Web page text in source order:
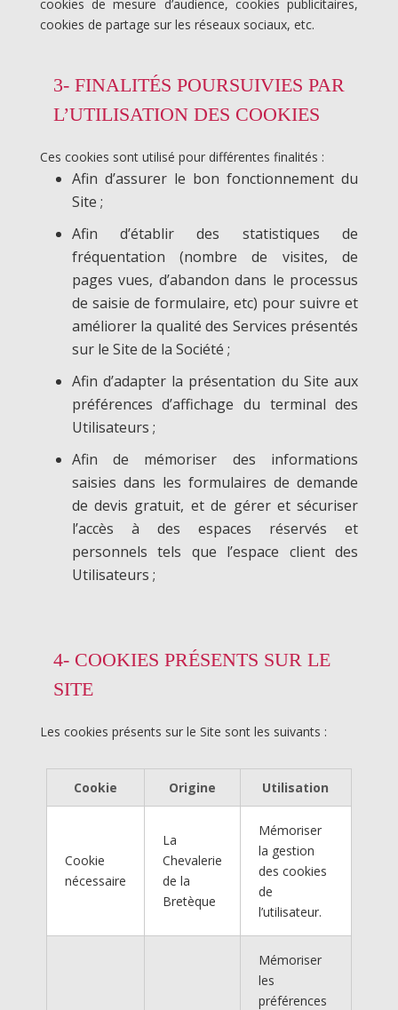
cookies de mesure d’audience, cookies publicitaires,
cookies de partage sur les réseaux sociaux, etc.
3- FINALITÉS POURSUIVIES PAR
L’UTILISATION DES COOKIES
Ces cookies sont utilisé pour différentes finalités :
Afin d’assurer le bon fonctionnement du
Site ;
Afin d’établir des statistiques de
fréquentation (nombre de visites, de
pages vues, d’abandon dans le processus
de saisie de formulaire, etc) pour suivre et
améliorer la qualité des Services présentés
sur le Site de la Société ;
Afin d’adapter la présentation du Site aux
préférences d’affichage du terminal des
Utilisateurs ;
Afin de mémoriser des informations
saisies dans les formulaires de demande
de devis gratuit, et de gérer et sécuriser
l’accès à des espaces réservés et
personnels tels que l’espace client des
Utilisateurs ;
4- COOKIES PRÉSENTS SUR LE
SITE
Les cookies présents sur le Site sont les suivants :
Cookie Origine Utilisation
Cookie
nécessaire
La
Chevalerie
de la
Bretèque
Mémoriser
la gestion
des cookies
de
l’utilisateur.
Mémoriser
les
préférences